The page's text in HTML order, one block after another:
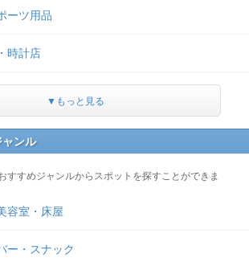
ーツ用品
時計店
▼もっと見る
ンル
すすめジャンルからスポットを探すことができま
容室・床屋
ー・スナック